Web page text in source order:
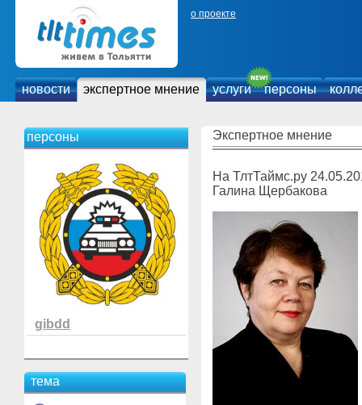
о проекте
новости экспертное мнение услуги персоны
персоны
gibdd
тема
Экспертное мнение
На ТлтТаймс.ру
Галина Щербакова